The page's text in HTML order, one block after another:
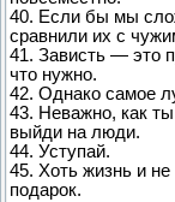
40. Если бы мы
сравнили их с
41. Зависть — это
что нужно.
42. Однако самое
43. Неважно, как
выйди на люди.
44. Уступай.
45. Хоть жизнь и не
подарок.